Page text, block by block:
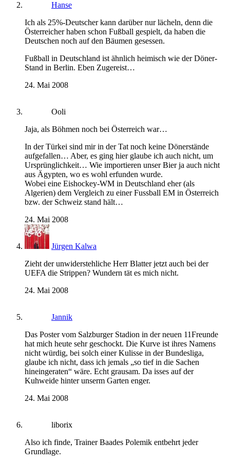
Hanse
Ich als 25%-Deutscher kann darüber nur lächeln, denn die
Österreicher haben schon Fußball gespielt, da haben die
Deutschen noch auf den Bäumen gesessen.
Fußball in Deutschland ist ähnlich heimisch wie der Döner-
Stand in Berlin. Eben Zugereist…
24. Mai 2008
Ooli
Jaja, als Böhmen noch bei Österreich war…
In der Türkei sind mir in der Tat noch keine Dönerstände
aufgefallen… Aber, es ging hier glaube ich auch nicht, um
Ursprünglichkeit… Wie importieren unser Bier ja auch nicht
aus Ägypten, wo es wohl erfunden wurde.
Wobei eine Eishockey-WM in Deutschland eher (als
Algerien) dem Vergleich zu einer Fussball EM in Österreich
bzw. der Schweiz stand hält…
24. Mai 2008
Jürgen Kalwa
Zieht der unwiderstehliche Herr Blatter jetzt auch bei der
UEFA die Strippen? Wundern tät es mich nicht.
24. Mai 2008
Jannik
Das Poster vom Salzburger Stadion in der neuen 11Freunde
hat mich heute sehr geschockt. Die Kurve ist ihres Namens
nicht würdig, bei solch einer Kulisse in der Bundesliga,
glaube ich nicht, dass ich jemals „so tief in die Sachen
hineingeraten“ wäre. Echt grausam. Da isses auf der
Kuhweide hinter unserm Garten enger.
24. Mai 2008
liborix
Also ich finde, Trainer Baades Polemik entbehrt jeder
Grundlage.